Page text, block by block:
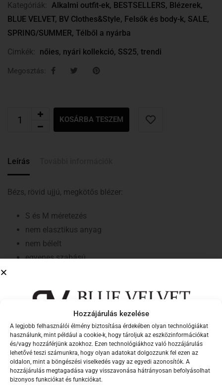
Hozzájárulás kezelése
A legjobb felhasználói élmény biztosítása érdekében olyan technológiákat
használunk, mint például a cookie-k, hogy tároljuk az eszközinformációkat
és/vagy hozzáférjünk azokhoz. Ezen technológiákhoz való hozzájárulás
lehetővé teszi számunkra, hogy olyan adatokat dolgozzunk fel ezen az
oldalon, mint a böngészési viselkedés vagy az egyedi azonosítók. A
hozzájárulás megtagadása vagy visszavonása hátrányosan befolyásolhat
bizonyos funkciókat és funkciókat.
Kategóriák:
Alkalmi outfit-ek, BESTSELLERS, Blézerek,
BLUE VELVET, BV Clothes&Style, Felsők és body-k, SALE,
SPRING/SUMMER, Télből a nyárba
Cimkék:
nőies, nyári kollekció, SS25, trendi
Megosztás:
KOSÁRBA TESZEM
Leírás
Bézs, rövid ujjú, megkötős blézer:
S és M méretezés
nem elasztikus anyag
nem bélelt
egyenes szabású
rövid ujjak
visszahajtott mandzsetta
övbújtatók
anyagával megegyező megkötő a blézer része
hosszított
alacsony hőfokon mosható
normál illeszkedés
Iratkozz fel hírlevelünkre,
hogy elsők között értesülj új
kollekcióinkról!
Email